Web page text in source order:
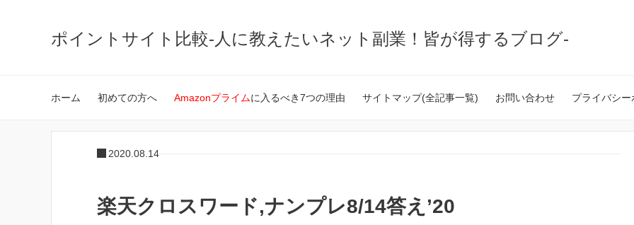
ポイントサイト比較-人に教えたいネット副業！皆が得するブログ-
ホーム 初めての方へ Amazonプライムに入るべき7つの理由 サイトマップ(全記事一覧) お問い合わせ プライバシー
2020.08.14
楽天クロスワード,ナンプレ8/14答え’20